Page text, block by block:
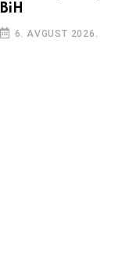
BiH
6. AVGUST 2026.